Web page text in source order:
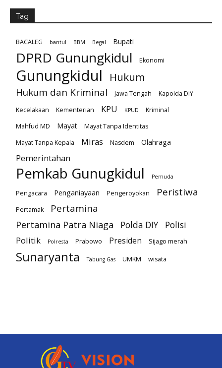
Tag
BACALEG bantul BBM Begal Bupati
DPRD Gunungkidul Ekonomi
Gunungkidul Hukum
Hukum dan Kriminal Jawa Tengah
Kapolda DIY
Kecelakaan
Kementerian KPU KPUD
Kriminal
Mahfud MD
Mayat
Mayat Tanpa Identitas
Mayat Tanpa Kepala
Miras Nasdem Olahraga
Pemerintahan
Pemkab Gunugkidul Pemuda
Pengacara Penganiayaan Pengeroyokan Peristiwa
Pertamak Pertamina
Pertamina Patra Niaga Polda DIY
Polisi
Politik
Polresta Prabowo Presiden Sijago merah
Sunaryanta Tabung Gas UMKM wisata